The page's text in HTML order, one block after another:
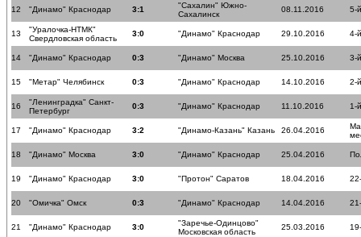
12 "Динамо" Краснодар 3:1
"Сахалин" Южно-
Сахалинск
08.11.2016 5-
13
"Уралочка-НТМК"
Свердловская область
3:0 "Динамо" Краснодар 29.10.2016 4-
14 "Динамо" Краснодар 0:3 "Динамо" Москва 25.10.2016 3-
15 "Метар" Челябинск 0:3 "Динамо" Краснодар 14.10.2016 2-
16
"Ленинградка" Санкт-
Петербург
0:3 "Динамо" Краснодар 11.10.2016 1-
17 "Динамо" Краснодар 3:2 "Динамо-Казань" Казань 26.04.2016
18 "Динамо" Москва 3:0 "Динамо" Краснодар 25.04.2016
19 "Динамо" Краснодар 3:0 "Протон" Саратов 18.04.2016
20 "Омичка" Омск 0:3 "Динамо" Краснодар 14.04.2016
21 "Динамо" Краснодар 3:0
"Заречье-Одинцово"
Московская область
25.03.2016